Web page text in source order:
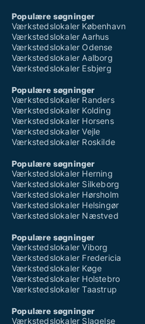
Populære søgninger
Værkstedslokaler København
Værkstedslokaler Aarhus
Værkstedslokaler Odense
Værkstedslokaler Aalborg
Værkstedslokaler Esbjerg
Populære søgninger
Værkstedslokaler Randers
Værkstedslokaler Kolding
Værkstedslokaler Horsens
Værkstedslokaler Vejle
Værkstedslokaler Roskilde
Populære søgninger
Værkstedslokaler Herning
Værkstedslokaler Silkeborg
Værkstedslokaler Hørsholm
Værkstedslokaler Helsingør
Værkstedslokaler Næstved
Populære søgninger
Værkstedslokaler Viborg
Værkstedslokaler Fredericia
Værkstedslokaler Køge
Værkstedslokaler Holstebro
Værkstedslokaler Taastrup
Populære søgninger
Værkstedslokaler Slagelse